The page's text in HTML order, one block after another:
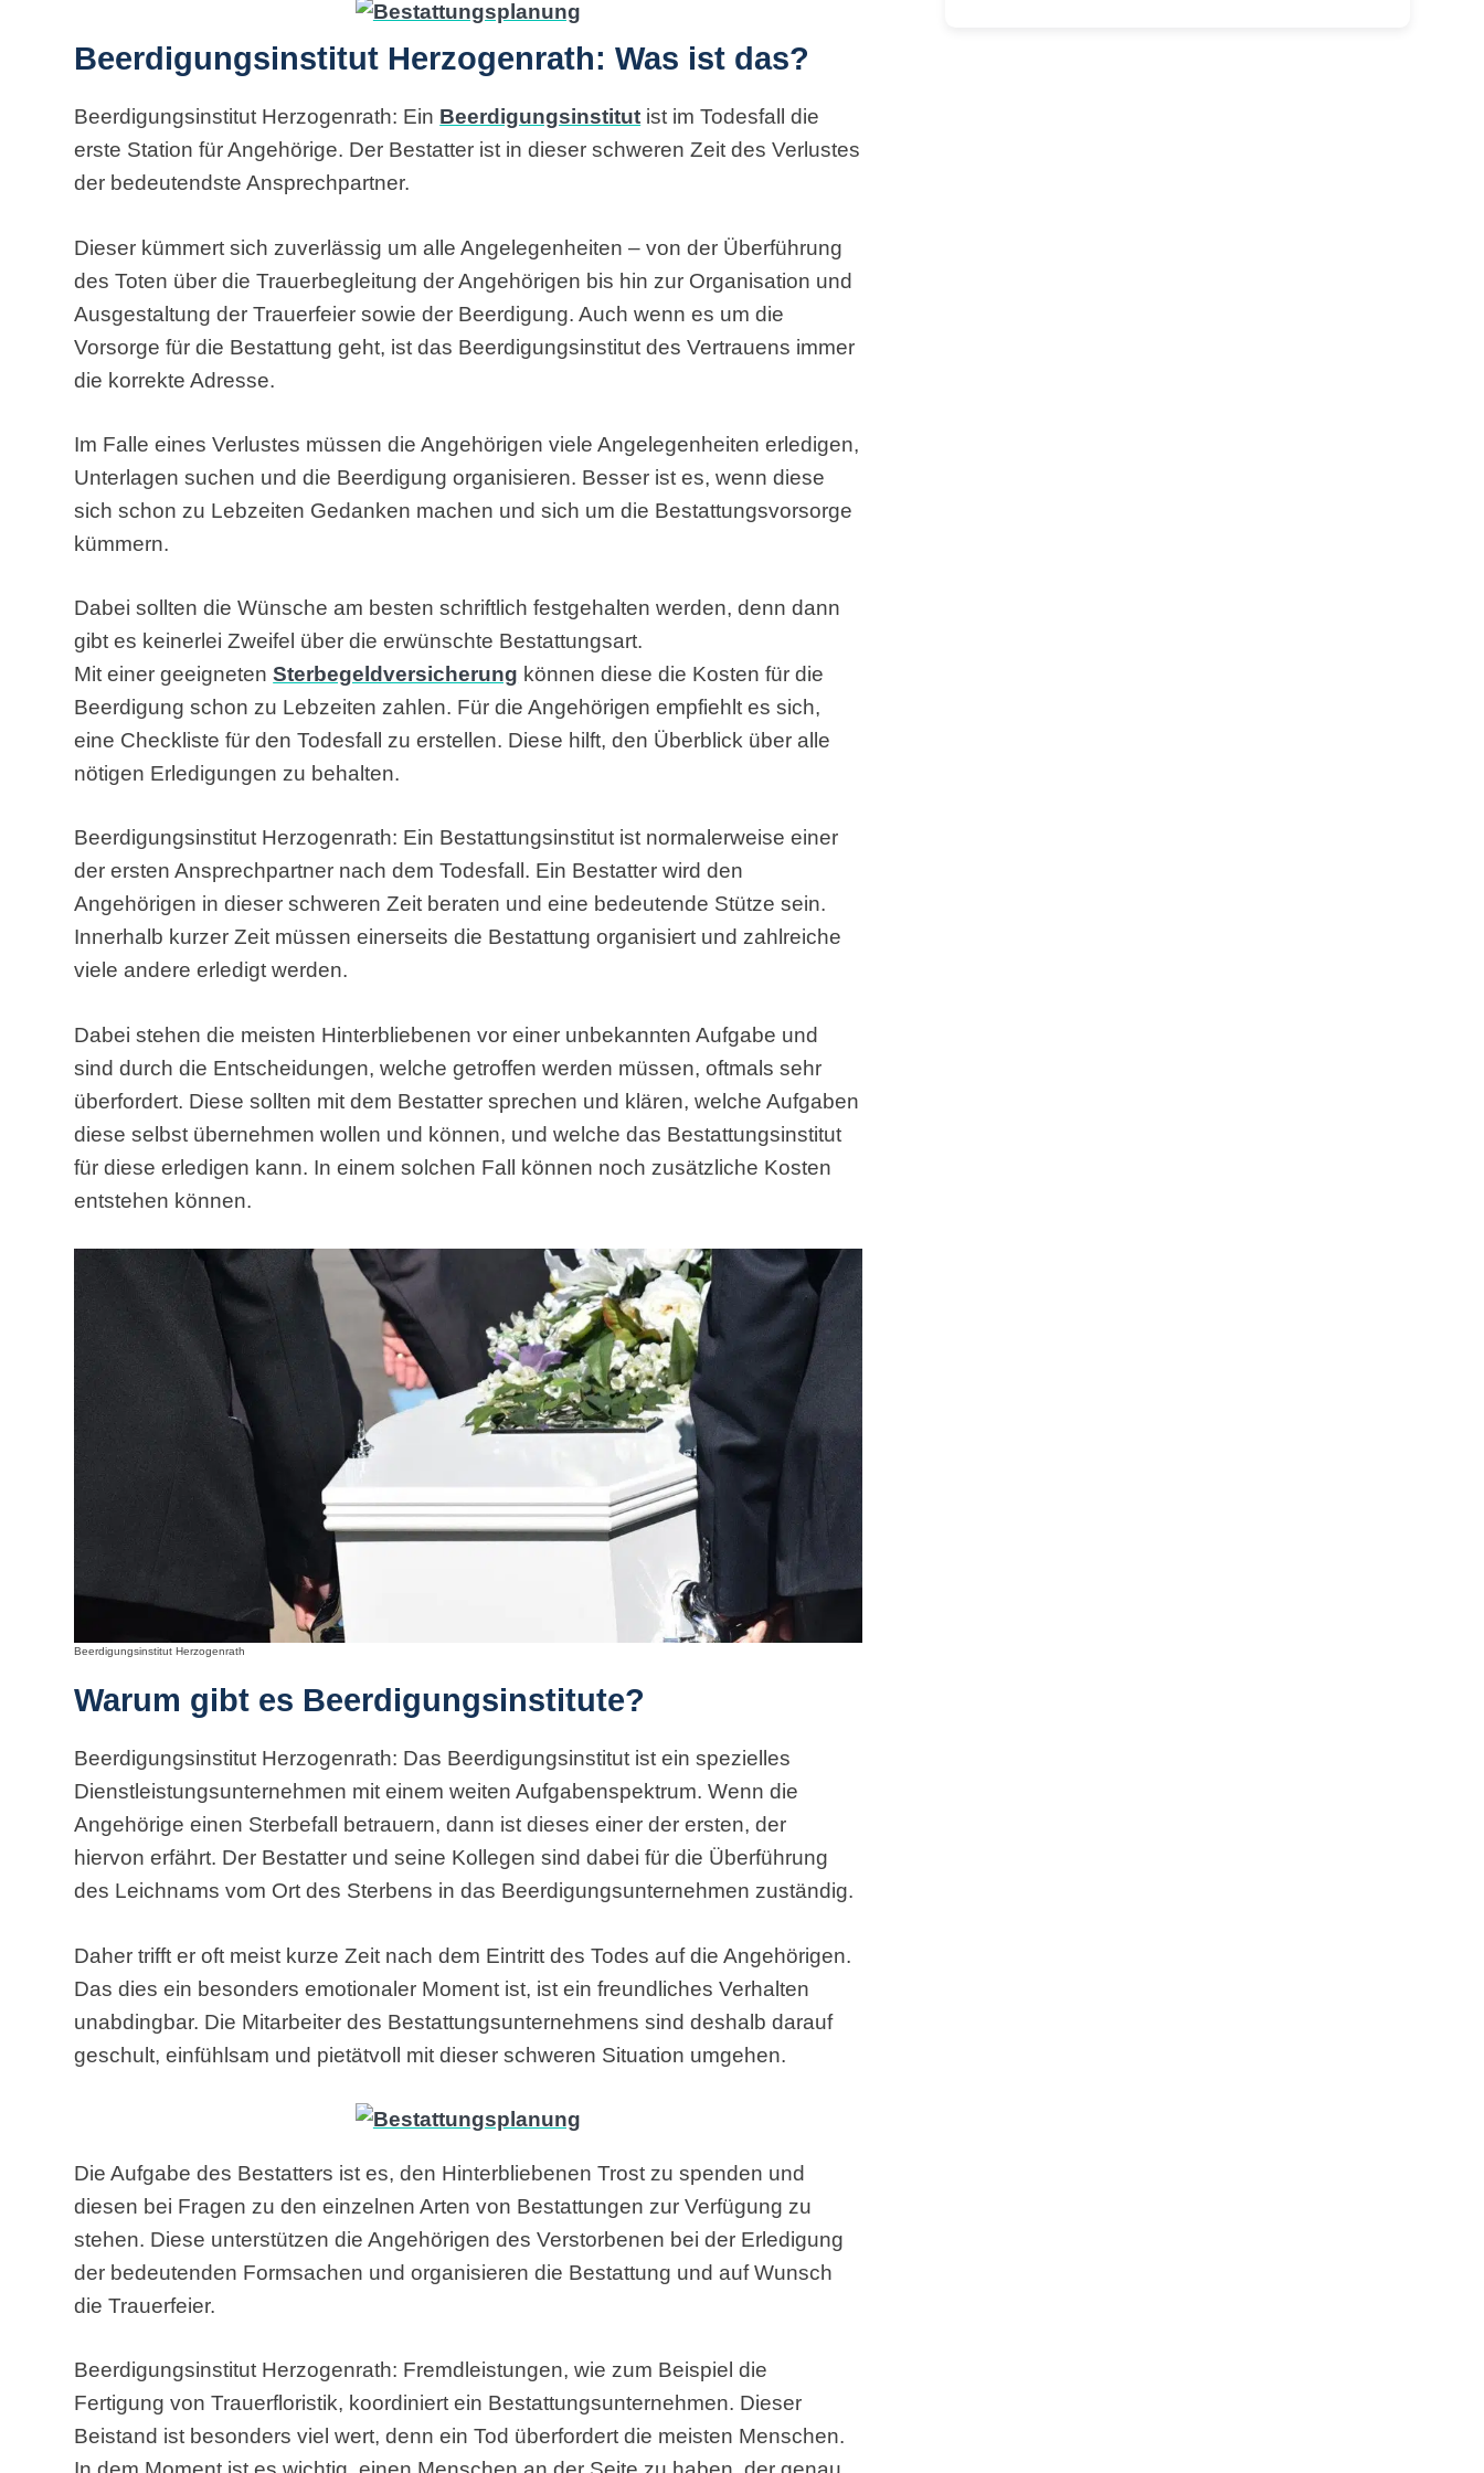
Beerdigungsinstitut Herzogenrath: Was ist das?
Beerdigungsinstitut Herzogenrath: Ein Beerdigungsinstitut ist im Todesfall die
erste Station für Angehörige. Der Bestatter ist in dieser schweren Zeit des Verlustes
der bedeutendste Ansprechpartner.
Dieser kümmert sich zuverlässig um alle Angelegenheiten – von der Überführung
des Toten über die Trauerbegleitung der Angehörigen bis hin zur Organisation und
Ausgestaltung der Trauerfeier sowie der Beerdigung. Auch wenn es um die
Vorsorge für die Bestattung geht, ist das Beerdigungsinstitut des Vertrauens immer
die korrekte Adresse.
Im Falle eines Verlustes müssen die Angehörigen viele Angelegenheiten erledigen,
Unterlagen suchen und die Beerdigung organisieren. Besser ist es, wenn diese
sich schon zu Lebzeiten Gedanken machen und sich um die Bestattungsvorsorge
kümmern.
Dabei sollten die Wünsche am besten schriftlich festgehalten werden, denn dann
gibt es keinerlei Zweifel über die erwünschte Bestattungsart.
Mit einer geeignetenSterbegeldversicherung können diese die Kosten für die
Beerdigung schon zu Lebzeiten zahlen. Für die Angehörigen empfiehlt es sich,
eine Checkliste für den Todesfall zu erstellen. Diese hilft, den Überblick über alle
nötigen Erledigungen zu behalten.
Beerdigungsinstitut Herzogenrath: Ein Bestattungsinstitut ist normalerweise einer
der ersten Ansprechpartner nach dem Todesfall. Ein Bestatter wird den
Angehörigen in dieser schweren Zeit beraten und eine bedeutende Stütze sein.
Innerhalb kurzer Zeit müssen einerseits die Bestattung organisiert und zahlreiche
viele andere erledigt werden.
Dabei stehen die meisten Hinterbliebenen vor einer unbekannten Aufgabe und
sind durch die Entscheidungen, welche getroffen werden müssen, oftmals sehr
überfordert. Diese sollten mit dem Bestatter sprechen und klären, welche Aufgaben
diese selbst übernehmen wollen und können, und welche das Bestattungsinstitut
für diese erledigen kann. In einem solchen Fall können noch zusätzliche Kosten
entstehen können.
Beerdigungsinstitut Herzogenrath
Warum gibt es Beerdigungsinstitute?
Beerdigungsinstitut Herzogenrath: Das Beerdigungsinstitut ist ein spezielles
Dienstleistungsunternehmen mit einem weiten Aufgabenspektrum. Wenn die
Angehörige einen Sterbefall betrauern, dann ist dieses einer der ersten, der
hiervon erfährt. Der Bestatter und seine Kollegen sind dabei für die Überführung
des Leichnams vom Ort des Sterbens in das Beerdigungsunternehmen zuständig.
Daher trifft er oft meist kurze Zeit nach dem Eintritt des Todes auf die Angehörigen.
Das dies ein besonders emotionaler Moment ist, ist ein freundliches Verhalten
unabdingbar. Die Mitarbeiter des Bestattungsunternehmens sind deshalb darauf
geschult, einfühlsam und pietätvoll mit dieser schweren Situation umgehen.
Die Aufgabe des Bestatters ist es, den Hinterbliebenen Trost zu spenden und
diesen bei Fragen zu den einzelnen Arten von Bestattungen zur Verfügung zu
stehen. Diese unterstützen die Angehörigen des Verstorbenen bei der Erledigung
der bedeutenden Formsachen und organisieren die Bestattung und auf Wunsch
die Trauerfeier.
Beerdigungsinstitut Herzogenrath: Fremdleistungen, wie zum Beispiel die
Fertigung von Trauerfloristik, koordiniert ein Bestattungsunternehmen. Dieser
Beistand ist besonders viel wert, denn ein Tod überfordert die meisten Menschen.